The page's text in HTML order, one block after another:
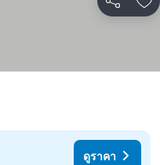
แชร์ เ
ดูราคา